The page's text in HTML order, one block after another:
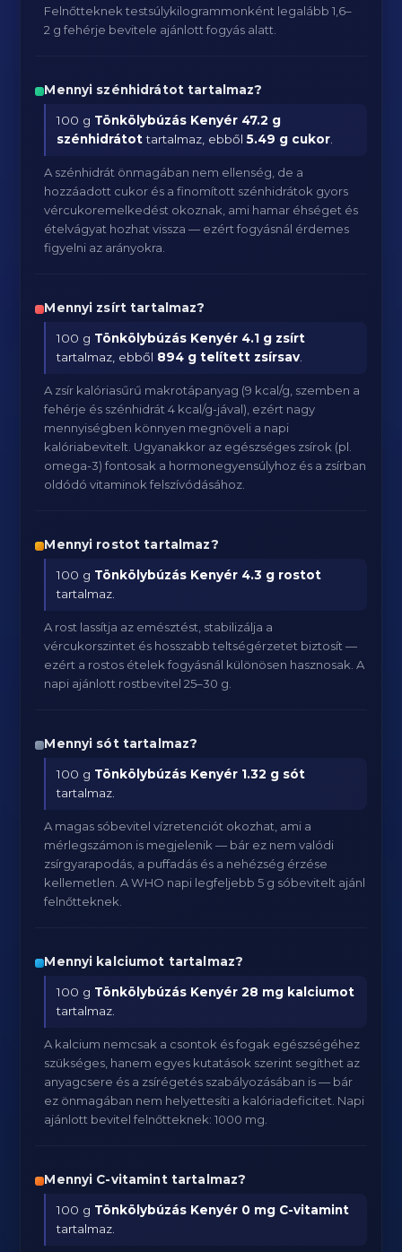
Felnőtteknek testsúlykilogrammonként legalább 1,6–
2 g fehérje bevitele ajánlott fogyás alatt.
Mennyi szénhidrátot tartalmaz?
100 g Tönkölybúzás Kenyér 47.2 g
szénhidrátottartalmaz, ebből5.49 g cukor
A szénhidrát önmagában nem ellenség, de a
hozzáadott cukor és a finomított szénhidrátok gyors
vércukoremelkedést okoznak, ami hamar éhséget és
ételvágyat hozhat vissza — ezért fogyásnál érdemes
figyelni az arányokra.
Mennyi zsírt tartalmaz?
100 g Tönkölybúzás Kenyér 4.1 g zsírt
tartalmaz, ebből 894 g telített zsírsav
A zsír kalóriasűrű makrotápanyag (9 kcal/g, szemben a
fehérje és szénhidrát 4 kcal/g-jával), ezért nagy
mennyiségben könnyen megnöveli a napi
kalóriabevitelt. Ugyanakkor az egészséges zsírok (pl.
omega-3) fontosak a hormonegyensúlyhoz és a zsírban
oldódó vitaminok felszívódásához.
Mennyi rostot tartalmaz?
100 g Tönkölybúzás Kenyér 4.3 g rostot
tartalmaz.
A rost lassítja az emésztést, stabilizálja a
vércukorszintet és hosszabb teltségérzetet biztosít —
ezért a rostos ételek fogyásnál különösen hasznosak. A
napi ajánlott rostbevitel 25–30 g.
Mennyi sót tartalmaz?
100 g Tönkölybúzás Kenyér 1.32 g sót
tartalmaz.
A magas sóbevitel vízretenciót okozhat, ami a
mérlegszámon is megjelenik — bár ez nem valódi
zsírgyarapodás, a puffadás és a nehézség érzése
kellemetlen. A WHO napi legfeljebb 5 g sóbevitelt ajánl
felnőtteknek.
Mennyi kalciumot tartalmaz?
100 g Tönkölybúzás Kenyér 28 mg kalciumot
tartalmaz.
A kalcium nemcsak a csontok és fogak egészségéhez
szükséges, hanem egyes kutatások szerint segíthet az
anyagcsere és a zsírégetés szabályozásában is — bár
ez önmagában nem helyettesíti a kalóriadeficitet. Napi
ajánlott bevitel felnőtteknek: 1000 mg.
Mennyi C-vitamint tartalmaz?
100 g Tönkölybúzás Kenyér 0 mg C-vitamint
tartalmaz.